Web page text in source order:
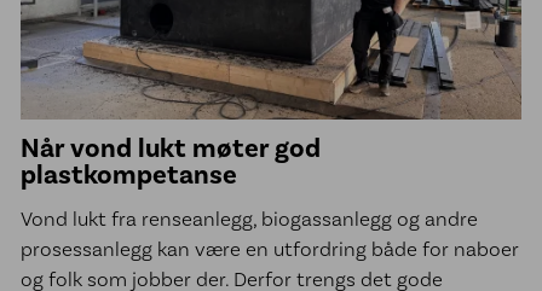
Sveisetjenester kommune
Vannkummer i PE
McElroy sveisemaskiner
Line Tamer
Aktuelt
Referanseprosjekter
Når vond lukt møter god
plastkompetanse
Vond lukt fra renseanlegg, biogassanlegg og andre
prosessanlegg kan være en utfordring både for naboer
og folk som jobber der. Derfor trengs det gode